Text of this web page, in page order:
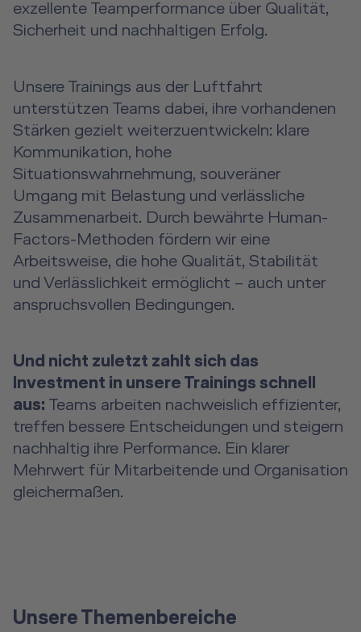
exzellente Teamperformance über Qualität,
Sicherheit und nachhaltigen Erfolg.
Unsere Trainings aus der Luftfahrt
unterstützen Teams dabei, ihre vorhandenen
Stärken gezielt weiterzuentwickeln: klare
Kommunikation, hohe
Situationswahrnehmung, souveräner
Umgang mit Belastung und verlässliche
Zusammenarbeit. Durch bewährte Human-
Factors-Methoden fördern wir eine
Arbeitsweise, die hohe Qualität, Stabilität
und Verlässlichkeit ermöglicht – auch unter
anspruchsvollen Bedingungen.
Und nicht zuletzt zahlt sich das
Investment in unsere Trainings schnell
aus: Teams arbeiten nachweislich effizienter,
treffen bessere Entscheidungen und steigern
nachhaltig ihre Performance. Ein klarer
Mehrwert für Mitarbeitende und Organisation
gleichermaßen.
Unsere Themenbereiche